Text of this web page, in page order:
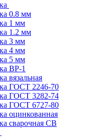
0.8 мм
1 мм
1.2 мм
3 мм
4 мм
5 мм
ВР-1
вязальная
ГОСТ 2246-70
ГОСТ 3282-74
ГОСТ 6727-80
оцинкованная
сварочная СВ